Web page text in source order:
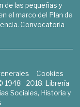
de las pequeñas y
el marco del Plan de
Convocatoria
Cookies
1948 - 2018. Librería
Sociales, Historia y